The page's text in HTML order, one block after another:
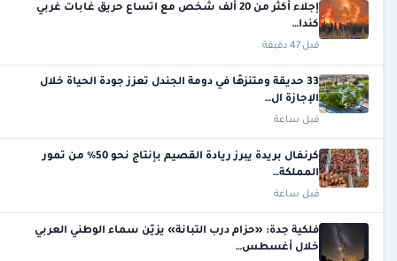
إجلاء أكثر من 20 ألف شخص مع اتساع حريق غابات غربي
كندا…
قبل 47 دقيقة
33 حديقة ومتنزهًا في دومة الجندل تعزز جودة الحياة خلال
الإجازة ال…
قبل ساعة
كرنفال بريدة يبرز ريادة القصيم بإنتاج نحو 50% من تمور
المملكة…
قبل ساعة
فلكية جدة: «حزام درب التبانة» يزيّن سماء الوطني العربي
خلال أغسطس…